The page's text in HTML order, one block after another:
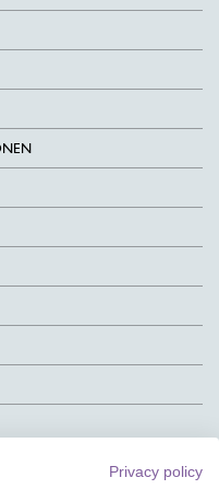
Privacy policy